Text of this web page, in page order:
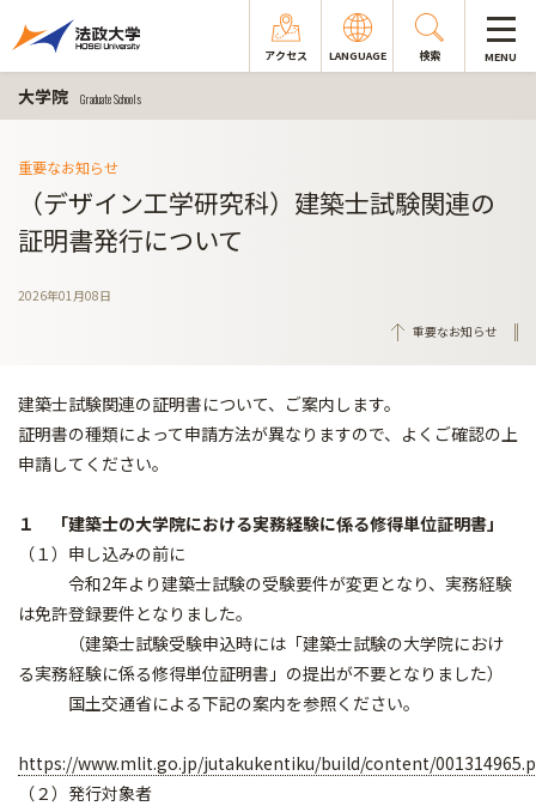
アクセス LANGUAGE 検索 MENU
大学院 Graduate Schools
重要なお知らせ
（デザイン工学研究科）建築士試験関連の
証明書発行について
2026年01月08日
重要なお知らせ
建築士試験関連の証明書について、ご案内します。
証明書の種類によって申請方法が異なりますので、よくご確認の上
申請してください。
１ 「建築士の大学院における実務経験に係る修得単位証明書」
（１）申し込みの前に
令和2年より建築士試験の受験要件が変更となり、実務経験
は免許登録要件となりました。
（建築士試験受験申込時には「建築士試験の大学院におけ
る実務経験に係る修得単位証明書」の提出が不要となりました）
国土交通省による下記の案内を参照ください。
https://www.mlit.go.jp/jutakukentiku/build/content/
（２）発行対象者